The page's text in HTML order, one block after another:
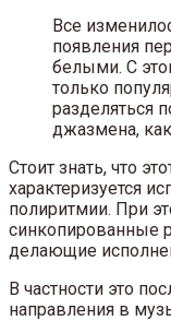
Все
появления
белыми. С
только
разделяться
джазмена,
Стоит знать, что
характеризуется
полиритмии. При
синкопированные
делающие
В частности это
направления в